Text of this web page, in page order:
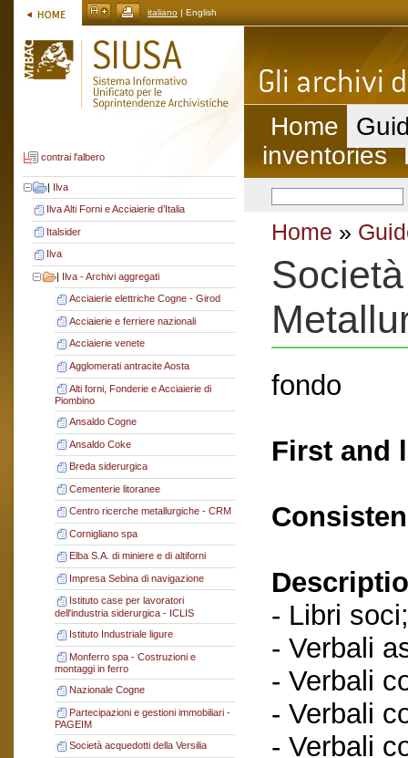
italiano | English
contrai l'albero
| Ilva
Ilva Alti Forni e Acciaierie d’Italia
Italsider
Ilva
| Ilva - Archivi aggregati
Acciaierie elettriche Cogne - Girod
Acciaierie e ferriere nazionali
Acciaierie venete
Agglomerati antracite Aosta
Alti forni, Fonderie e Acciaierie di
Piombino
Ansaldo Cogne
Ansaldo Coke
Breda siderurgica
Cementerie litoranee
Centro ricerche metallurgiche - CRM
Cornigliano spa
Elba S.A. di miniere e di altiforni
Impresa Sebina di navigazione
Istituto case per lavoratori
dell'industria siderurgica - ICLIS
Istituto Industriale ligure
Monferro spa - Costruzioni e
montaggi in ferro
Nazionale Cogne
Partecipazioni e gestioni immobiliari -
PAGEIM
Società acquedotti della Versilia
Home
inventories
Home »
fondo
First and
- Libri soci;
- Verbali
- Verbali
- Verbali
- Verbali